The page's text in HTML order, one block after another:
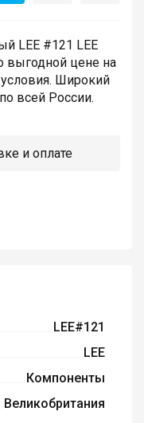
LEE #121 LEE
выгодной цене на
Широкий
всей России.
и оплате
LEE#121
LEE
Компоненты
Великобритания